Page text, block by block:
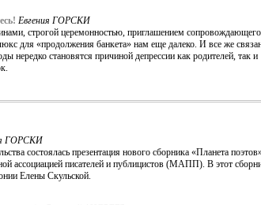
Евгения ГОРСКИ
строгой церемонностью, приглашением
для «продолжения банкета» нам еще далеко. И все же
нередко становятся причиной депрессии как родителей, так и
ГОРСКИ
состоялась презентация нового сборника «Планета
ассоциацией писателей и публицистов (МАПП). В этот
Елены Скульской.